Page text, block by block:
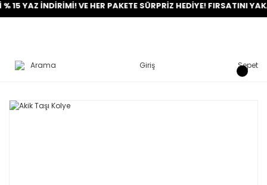
İNDİRİMİ! VE HER PAKETE SÜRPRİZ HEDİYE! FIRSATINI YAKALA!
Arama Giriş Sepet